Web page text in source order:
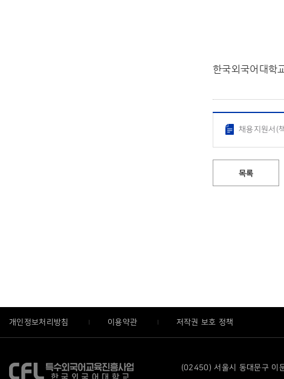
한국외국어대학
채용지원서(
목록
개인정보처리방침 이용약관 저작권 보호 정책
(02450) 서울시 동대문구